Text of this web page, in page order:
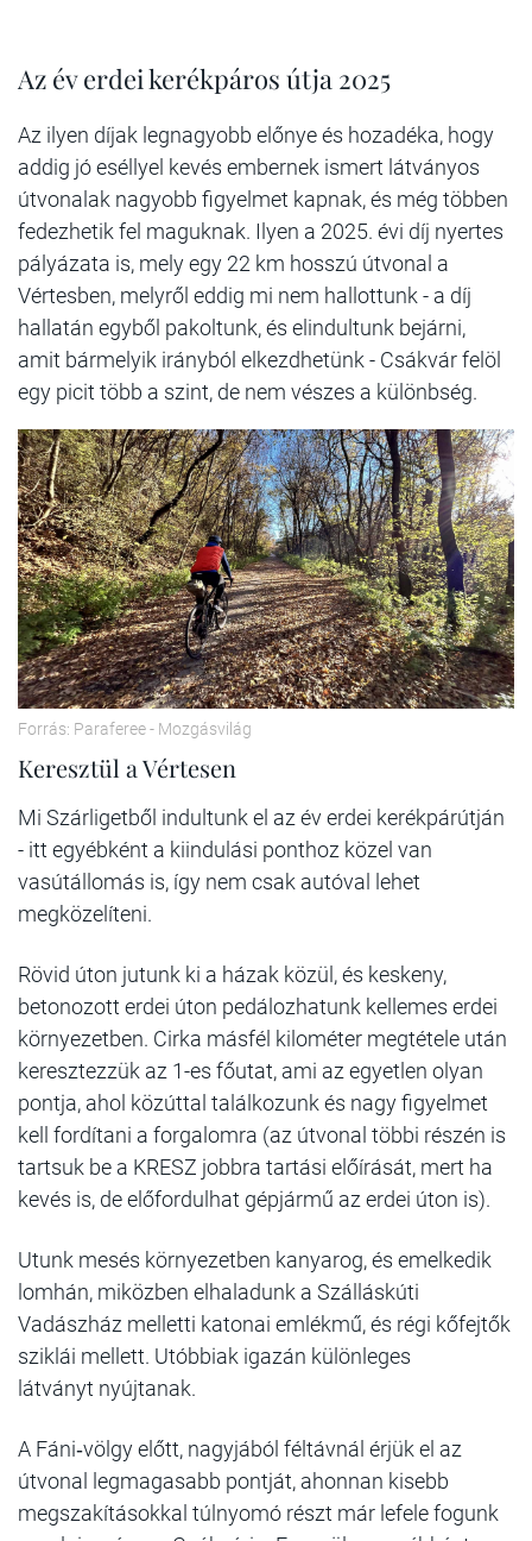
Az év erdei kerékpáros útja 2025
Az ilyen díjak legnagyobb előnye és hozadéka, hogy
addig jó eséllyel kevés embernek ismert látványos
útvonalak nagyobb figyelmet kapnak, és még többen
fedezhetik fel maguknak. Ilyen a 2025. évi díj nyertes
pályázata is, mely egy 22 km hosszú útvonal a
Vértesben, melyről eddig mi nem hallottunk - a díj
hallatán egyből pakoltunk, és elindultunk bejárni,
amit bármelyik irányból elkezdhetünk - Csákvár felöl
egy picit több a szint, de nem vészes a különbség.
Forrás: Paraferee - Mozgásvilág
Keresztül a Vértesen
Mi Szárligetből indultunk el az év erdei kerékpárútján
- itt egyébként a kiindulási ponthoz közel van
vasútállomás is, így nem csak autóval lehet
megközelíteni.
Rövid úton jutunk ki a házak közül, és keskeny,
betonozott erdei úton pedálozhatunk kellemes erdei
környezetben. Cirka másfél kilométer megtétele után
keresztezzük az 1-es főutat, ami az egyetlen olyan
pontja, ahol közúttal találkozunk és nagy figyelmet
kell fordítani a forgalomra (az útvonal többi részén is
tartsuk be a KRESZ jobbra tartási előírását, mert ha
kevés is, de előfordulhat gépjármű az erdei úton is).
Utunk mesés környezetben kanyarog, és emelkedik
lomhán, miközben elhaladunk a Szálláskúti
Vadászház melletti katonai emlékmű, és régi kőfejtők
sziklái mellett. Utóbbiak igazán különleges
látványt nyújtanak.
A Fáni‑völgy előtt, nagyjából féltávnál érjük el az
útvonal legmagasabb pontját, ahonnan kisebb
megszakításokkal túlnyomó részt már lefele fogunk